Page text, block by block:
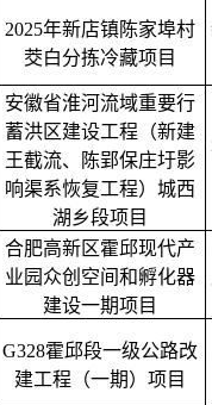
2025年新店镇陈家埠村
茭白分拣冷藏项目
安徽省淮河流域重要行
蓄洪区建设工程（新建
王截流、陈郢保庄圩影
响渠系恢复工程）城西
湖乡段项目
合肥高新区霍邱现代产
业园众创空间和孵化器
建设一期项目
G328霍邱段一级公路改
建工程（一期）项目